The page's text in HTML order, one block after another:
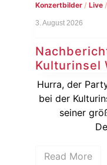
Konzertbilder/ Live/
3. August 2026
Kulturinsel
Hurra, der
bei der
seiner
Read More